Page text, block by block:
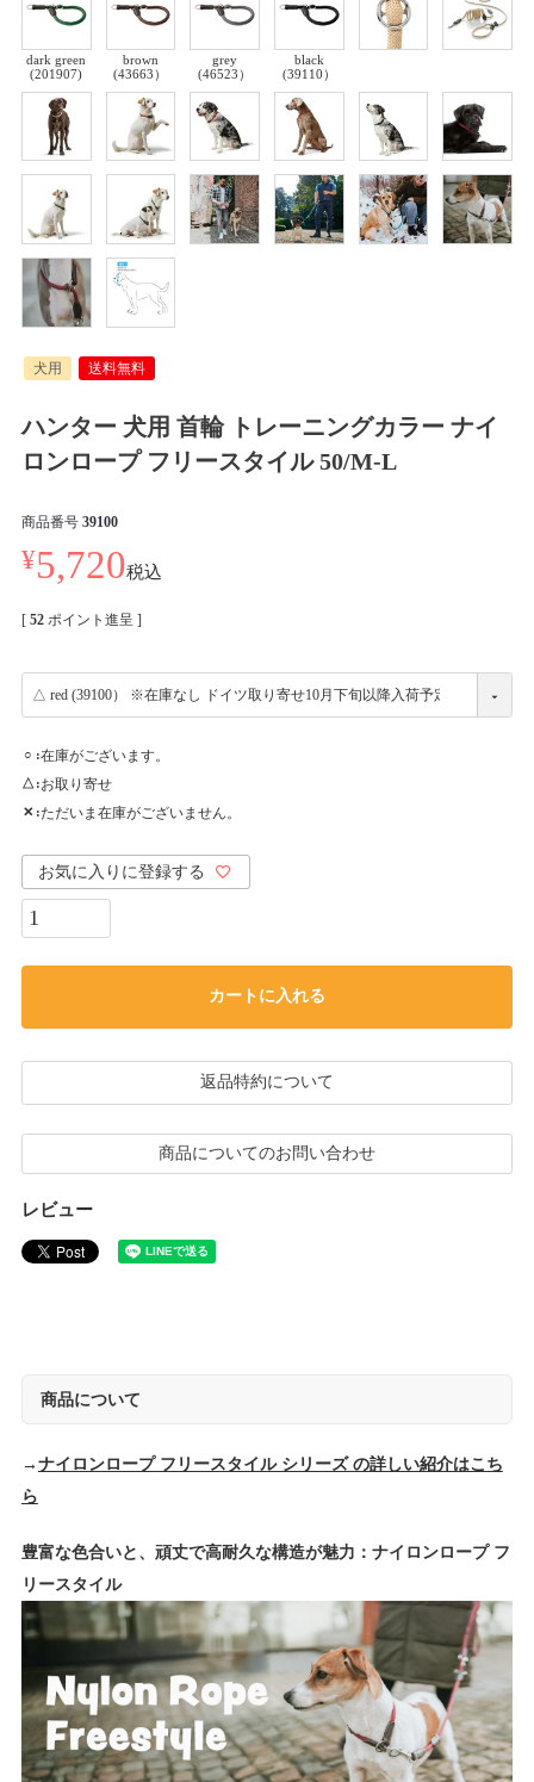
dark green
(201907)
brown
(43663）
grey
(46523）
black
(39110）
犬用 送料無料
ハンター 犬用 首輪 トレーニングカラー ナイ
ロンロープ フリースタイル 50/M-L
商品番号 39100
¥5,720税込
[ 52 ポイント進呈 ]
○ 在庫がございます。
△ お取り寄せ
✕ ただいま在庫がございません。
お気に入りに登録する
カートに入れる
返品特約について
商品についてのお問い合わせ
レビュー
商品について
→ ナイロンロープ フリースタイル シリーズ の詳しい紹介はこち
ら
豊富な色合いと、頑丈で高耐久な構造が魅力：ナイロンロープ フ
リースタイル